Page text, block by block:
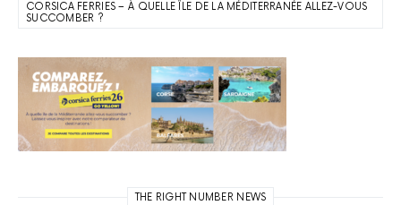
CORSICA FERRIES – À QUELLE ÎLE DE LA MÉDITERRANÉE ALLEZ-VOUS
SUCCOMBER ?
THE RIGHT NUMBER NEWS